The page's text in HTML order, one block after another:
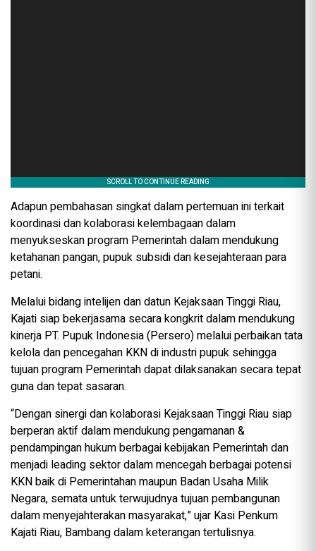
Adapun pembahasan singkat dalam pertemuan ini terkait
koordinasi dan kolaborasi kelembagaan dalam
menyukseskan program Pemerintah dalam mendukung
ketahanan pangan, pupuk subsidi dan kesejahteraan para
petani.
Melalui bidang intelijen dan datun Kejaksaan Tinggi Riau,
Kajati siap bekerjasama secara kongkrit dalam mendukung
kinerja PT. Pupuk Indonesia (Persero) melalui perbaikan tata
kelola dan pencegahan KKN di industri pupuk sehingga
tujuan program Pemerintah dapat dilaksanakan secara tepat
guna dan tepat sasaran.
“Dengan sinergi dan kolaborasi Kejaksaan Tinggi Riau siap
berperan aktif dalam mendukung pengamanan &
pendampingan hukum berbagai kebijakan Pemerintah dan
menjadi leading sektor dalam mencegah berbagai potensi
KKN baik di Pemerintahan maupun Badan Usaha Milik
Negara, semata untuk terwujudnya tujuan pembangunan
dalam menyejahterakan masyarakat,” ujar Kasi Penkum
Kajati Riau, Bambang dalam keterangan tertulisnya.